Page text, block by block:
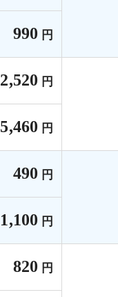
990 円
2,520 円
5,460 円
490 円
1,100 円
820 円